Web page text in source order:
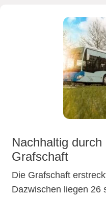
Nachhaltig
Grafschaft
Die Grafschaft
Dazwischen liegen 26